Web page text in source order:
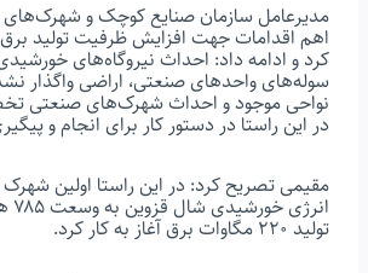
مدیرعامل سازمان صنایع کوچک و شهرک‌های
اهم اقدامات جهت افزایش ظرفیت تولید
کرد و ادامه داد: احداث نیروگاه‌های
سوله‌های واحدهای صنعتی، اراضی واگذار
نواحی موجود و احداث شهرک‌های صنعتی
در این راستا در دستور کار برای انجام و
مقیمی تصریح کرد: در این راستا اولین
تولید ۲۲۰ مگاوات برق آغاز به کار کرد.